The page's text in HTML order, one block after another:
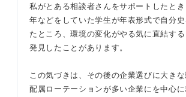
私がとある相談者さんをサポートしたと
年などをしていた学生が年表形式で自分
たところ、環境の変化がやる気に直結す
発見したことがあります。
この気づきは、その後の企業選びに大きな
配属ローテーションが多い企業にを中心